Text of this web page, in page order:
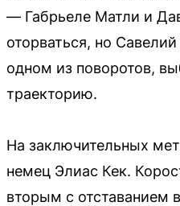
— Габрьеле Матли и
оторваться, но
одном из поворотов,
траекторию.
На заключительных
немец Элиас Кек.
вторым с отставанием